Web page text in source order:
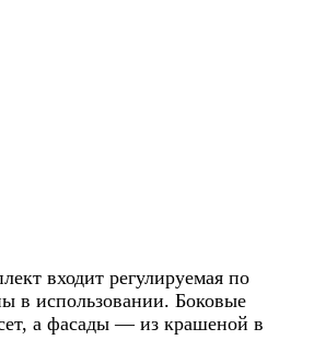
входит регулируемая по
в использовании. Боковые
а фасады — из крашеной в